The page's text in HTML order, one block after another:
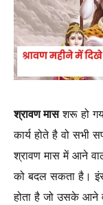
श्रावण मासशरू हो
कार्य होते है वो सभी
श्रावण मास में आने
को बदल सकता है।
होता है जो उसके आने